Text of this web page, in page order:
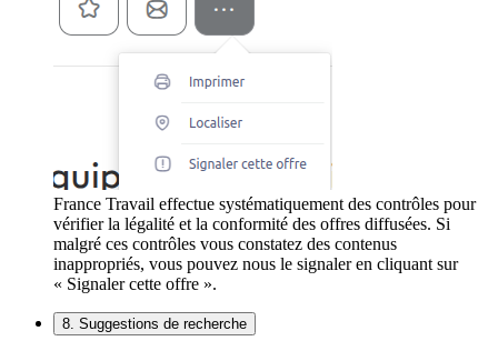
France Travail effectue systématiquement des contrôles pour
vérifier la légalité et la conformité des offres diffusées. Si
malgré ces contrôles vous constatez des contenus
inappropriés, vous pouvez nous le signaler en cliquant sur
« Signaler cette offre ».
8. Suggestions de recherche